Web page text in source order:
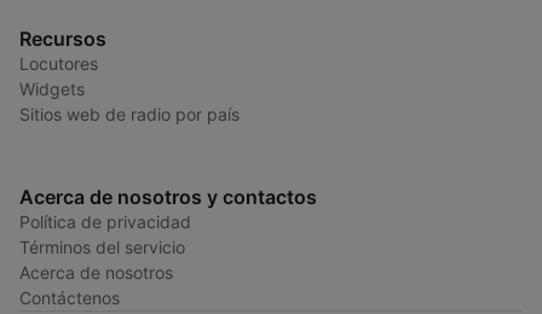
Recursos
Locutores
Widgets
Sitios web de radio por país
Acerca de nosotros y contactos
Política de privacidad
Términos del servicio
Acerca de nosotros
Contáctenos